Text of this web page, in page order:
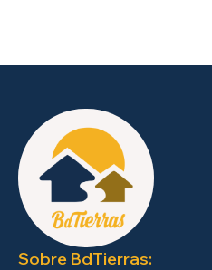
Sobre BdTierras: